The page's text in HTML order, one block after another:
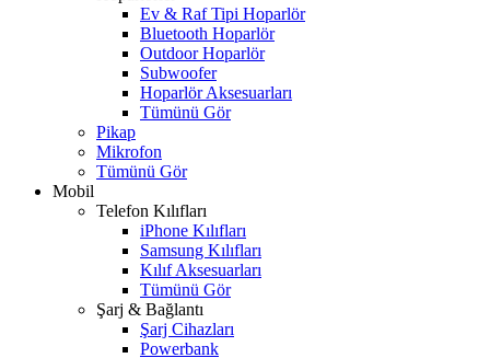
Ev & Raf Tipi Hoparlör
Bluetooth Hoparlör
Outdoor Hoparlör
Subwoofer
Hoparlör Aksesuarları
Tümünü Gör
Pikap
Mikrofon
Tümünü Gör
Mobil
Telefon Kılıfları
iPhone Kılıfları
Samsung Kılıfları
Kılıf Aksesuarları
Tümünü Gör
Şarj & Bağlantı
Şarj Cihazları
Powerbank